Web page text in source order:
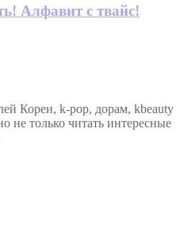
Алфавит с твайс!
Кореи, k-pop, дорам, kbeauty
не только читать интересные